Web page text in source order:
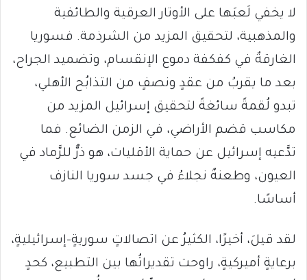
لا يخفي لَعبَها على الأوتار العرقية والطائفية
والمذهبية، لتحقيق المزيد من الشرذمة. فسوريا
الغارقةٌ في كفكفة دموع الإنقسام، وتضميد الجراح،
بعد ما يقربُ من عقدٍ ونصفٍ من التذابُح الأهلي،
تبدو لُقمةً سائغةً لتحقيق إسرائيل المزيد من
مكاسب قضم الأراضي، في الزمن الضائع. فما
تدَّعيه إسرائيل عن حماية الأقليات، هو ذرٌّ للرَّماد في
العيون، وطعنةٌ نجلاءُ في جسد سوريا النازف
أساسًا.
لقد قيلَ، أخيرًا، الكثيرُ عن اتصالاتٍ سوريةٍ-إسرائيليةٍ،
برعايةٍ أميركيةٍ، راوحت تقديراتُها بين التطبيع، كحدٍ